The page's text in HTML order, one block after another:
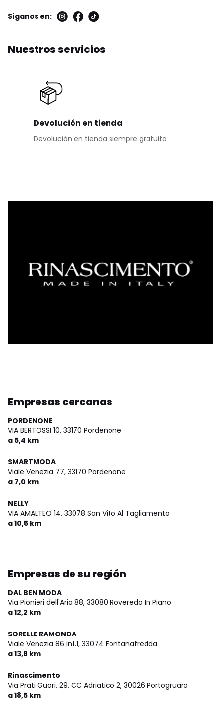
Síganos en:
Nuestros servicios
Devolución en tienda
Devolución en tienda siempre gratuita
Empresas cercanas
PORDENONE
VIA BERTOSSI 10, 33170 Pordenone
a 5,4 km
SMARTMODA
Viale Venezia 77, 33170 Pordenone
a 7,0 km
NELLY
VIA AMALTEO 14, 33078 San Vito Al Tagliamento
a 10,5 km
Empresas de su región
DAL BEN MODA
Via Pionieri dell'Aria 88, 33080 Roveredo In Piano
a 12,2 km
SORELLE RAMONDA
Viale Venezia 86 int.1, 33074 Fontanafredda
a 13,8 km
Rinascimento
Via Prati Guori, 29, CC Adriatico 2, 30026 Portogruaro
a 18,5 km